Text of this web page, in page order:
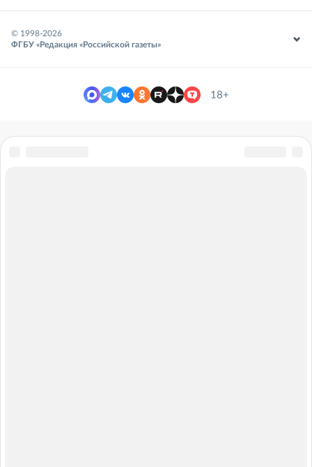
© 1998-2026
ФГБУ «Редакция «Российской газеты»
18+